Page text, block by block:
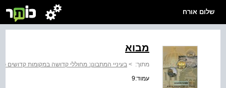
שלום אורח
מבוא
מתוך: > בעיניי המתבונן: מחוללי קדוּשה במקומות קדושים
עמוד:9